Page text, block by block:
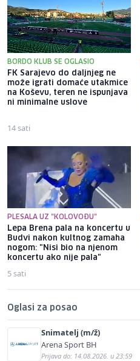
BORDO KLUB SE OGLASIO
FK Sarajevo do daljnjeg ne
može igrati domaće utakmice
na Koševu, teren ne ispunjava
ni minimalne uslove
14 sati
PLESALA UZ "KOLOVOĐU"
Lepa Brena pala na koncertu u
Budvi nakon kultnog zamaha
nogom: "Nisi bio na njenom
koncertu ako nije pala"
5 sati
Oglasi za posao
Snimatelj (m/ž)
Arena Sport BH
Prijava do: 14.08.2026. u 23:59